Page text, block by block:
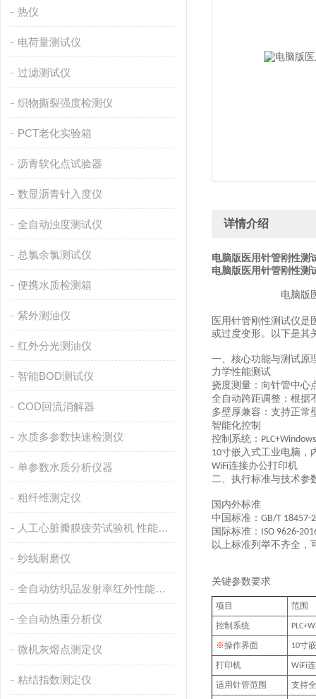
热仪
电荷量测试仪
过滤测试仪
织物撕裂强度检测仪
PCT老化实验箱
沥青软化点试验器
数显沥青针入度仪
全自动浊度测试仪
总氯余氯测试仪
便携水质检测箱
紫外测油仪
红外分光测油仪
智能BOD测试仪
COD回流消解器
水质多参数快速检测仪
单参数水质分析仪器
粗纤维测定仪
人工心脏瓣膜疲劳试验机 性能稳定
纱线耐磨仪
全自动纺织品发射率红外性能分析
全自动热重分析仪
微机灰熔点测定仪
粘结指数测定仪
详情介绍
电脑版医用针管刚性测
电脑版医用针管刚性测
电脑版
医用针管刚性测试仪
或过度变形。以下是其
一、核心功能与测试原
力学性能测试
挠度测量 ：向针管中心
全自动跨距调整 ：根据
多壁厚兼容 ：支持正
智能化控制
控制系统： PLC+Windows
10寸嵌入式工业电脑
WiFi连接办公打印机
二、执行标准与技术参
国内外标准
中国标准 ： GB/T 18457-
国际标准 ： ISO 9626-
以上标准列举不齐全，
关键参数要求
项目
范围
控制系统
※操作界面 10寸
打印机
WiFi
适用针管范围
支持